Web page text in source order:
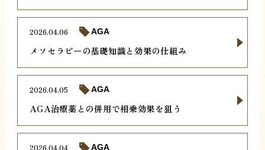
メソセラピーの基礎知識と効果の仕組み
2026.04.06 AGA
AGA治療薬との併用で相乗効果を狙う
2026.04.05 AGA
2026.04.04 AGA